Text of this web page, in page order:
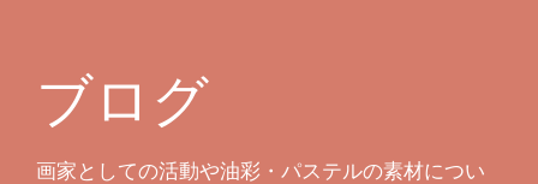
ブログ
画家としての活動や油彩・パステルの素材につい